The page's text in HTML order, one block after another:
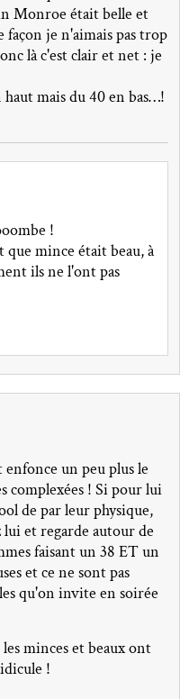
Monroe était belle et
je n'aimais pas trop
là c'est clair et net : je
mais du 40 en bas…!
!
mince était beau, à
ils ne l'ont pas
un peu plus le
complexées ! Si pour lui
de par leur physique,
et regarde autour de
faisant un 38 ET un
et ce ne sont pas
qu'on invite en soirée
minces et beaux ont
!